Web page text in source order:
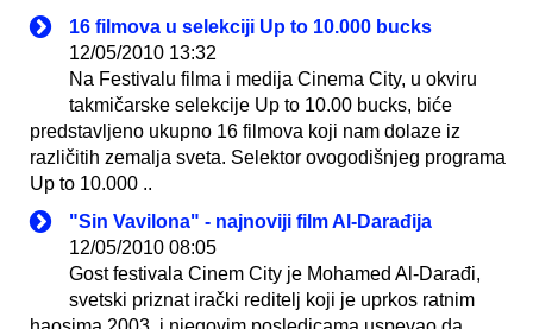
16 filmova u selekciji Up to 10.000 bucks
12/05/2010 13:32
Na Festivalu filma i medija Cinema City, u okviru
takmičarske selekcije Up to 10.00 bucks, biće
predstavljeno ukupno 16 filmova koji nam dolaze iz
različitih zemalja sveta. Selektor ovogodišnjeg programa
Up to 10.000 ..
"Sin Vavilona" - najnoviji film Al-Darađija
12/05/2010 08:05
Gost festivala Cinem City je Mohamed Al-Darađi,
svetski priznat irački reditelj koji je uprkos ratnim